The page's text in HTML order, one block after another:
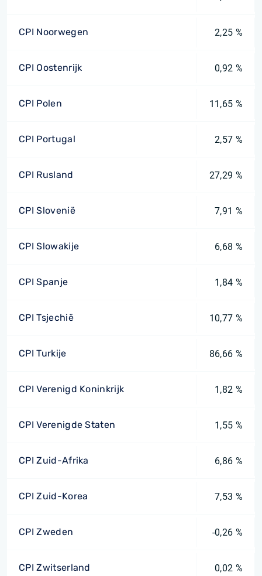
CPI Noorwegen 2,25 %
CPI Oostenrijk 0,92 %
CPI Polen 11,65 %
CPI Portugal 2,57 %
CPI Rusland 27,29 %
CPI Slovenië 7,91 %
CPI Slowakije 6,68 %
CPI Spanje 1,84 %
CPI Tsjechië 10,77 %
CPI Turkije 86,66 %
CPI Verenigd Koninkrijk 1,82 %
CPI Verenigde Staten 1,55 %
CPI Zuid-Afrika 6,86 %
CPI Zuid-Korea 7,53 %
CPI Zweden -0,26 %
CPI Zwitserland 0,02 %